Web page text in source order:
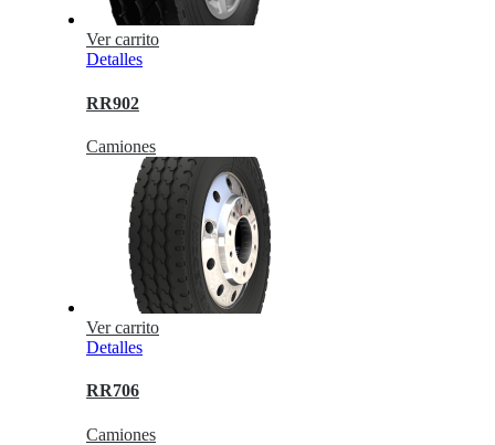
Ver carrito
Detalles
RR902
Camiones
Ver carrito
Detalles
RR706
Camiones